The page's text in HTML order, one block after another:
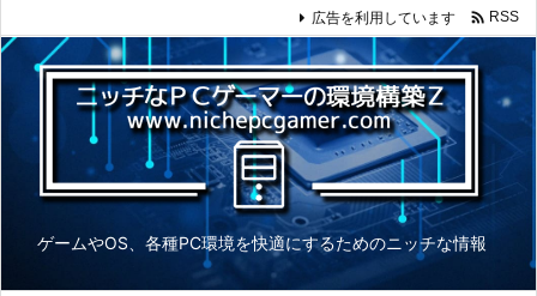
ゲームやOS、各種PC環境を快適にするためのニッチな情報
広告を利用しています  RSS